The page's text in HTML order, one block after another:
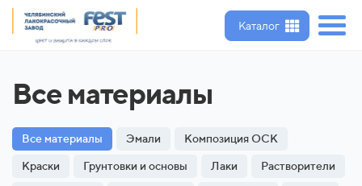
Каталог
Все материалы
Все материалы Эмали Композиция ОСК
Краски Грунтовки и основы Лаки Растворители